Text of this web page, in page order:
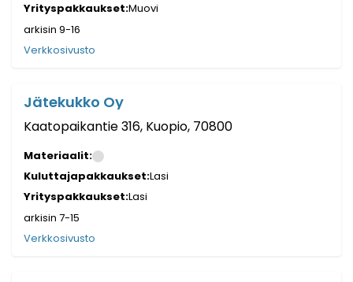
Yrityspakkaukset:Muovi
arkisin 9-16
Verkkosivusto
Jätekukko Oy
Kaatopaikantie 316, Kuopio, 70800
Materiaalit:
Kuluttajapakkaukset:Lasi
Yrityspakkaukset:Lasi
arkisin 7-15
Verkkosivusto